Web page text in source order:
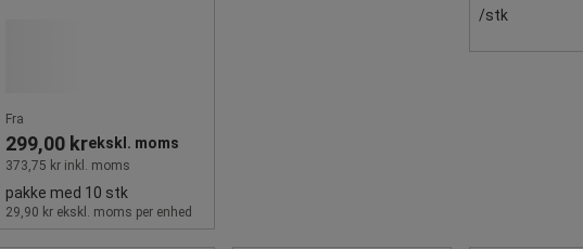
Fra
299,00 krekskl. moms
373,75 kr inkl. moms
pakke med 10 stk
29,90 kr ekskl. moms per enhed
/stk